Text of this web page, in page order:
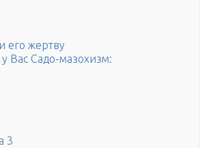
его жертву
Вас Садо-мазохизм:
3